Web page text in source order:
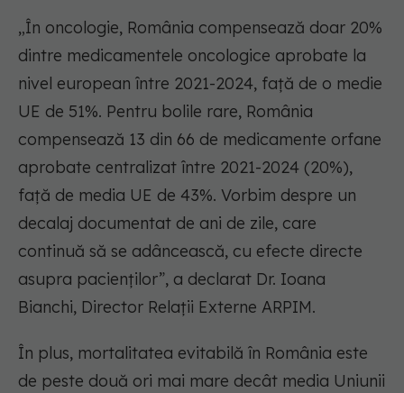
„În oncologie, România compensează doar 20%
dintre medicamentele oncologice aprobate la
nivel european între 2021-2024, față de o medie
UE de 51%. Pentru bolile rare, România
compensează 13 din 66 de medicamente orfane
aprobate centralizat între 2021-2024 (20%),
față de media UE de 43%. Vorbim despre un
decalaj documentat de ani de zile, care
continuă să se adâncească, cu efecte directe
asupra pacienților”, a declarat Dr. Ioana
Bianchi, Director Relații Externe ARPIM.
În plus, mortalitatea evitabilă în România este
de peste două ori mai mare decât media Uniunii